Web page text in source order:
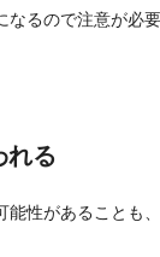
るので注意が必要
れる
能性があることも